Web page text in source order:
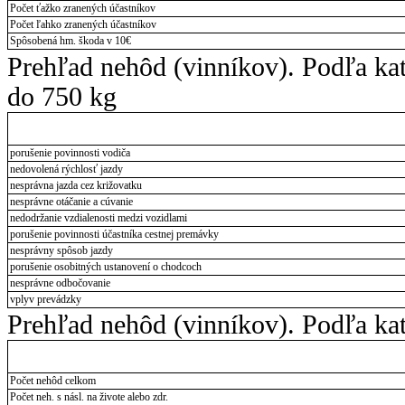
Počet ťažko zranených účastníkov
Počet ľahko zranených účastníkov
Spôsobená hm. škoda v 10€
Prehľad nehôd (vinníkov). Podľa
do 750 kg
porušenie povinnosti vodiča
nedovolená rýchlosť jazdy
nesprávna jazda cez križovatku
nesprávne otáčanie a cúvanie
nedodržanie vzdialenosti medzi vozidlami
porušenie povinnosti účastníka cestnej premávky
nesprávny spôsob jazdy
porušenie osobitných ustanovení o chodcoch
nesprávne odbočovanie
vplyv prevádzky
Prehľad nehôd (vinníkov). Podľa
Počet nehôd celkom
Počet neh. s násl. na živote alebo zdr.